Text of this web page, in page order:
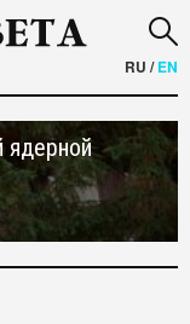
RU /EN
ядерной